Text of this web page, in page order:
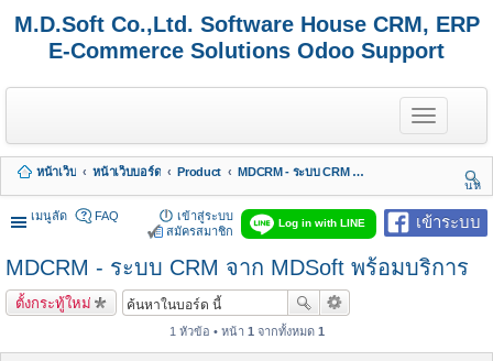
M.D.Soft Co.,Ltd. Software House CRM, ERP
E-Commerce Solutions Odoo Support
T
o
g
e
n
a
i
g
หน้าเว็บ หน้าเว็บบอร์ด Product
MDCRM - ระบบ CRM จาก MDSoft พร้อมบริการ
นห
า
เมนูลัด
เข้าระบบ
Log in with LINE
FAQ
เข้าสู่ระบบ
สมัครสมาชิก
MDCRM - ระบบ CRM จาก MDSoft พร้อมบริการ
ตั้งกระทู้ใหม่
1 หัวข้อ • หน้า 1 จากทั้งหมด 1